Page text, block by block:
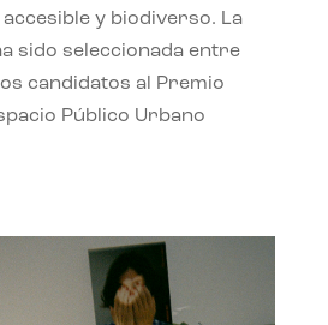
y biodiverso. La
sido seleccionada entre
candidatos al Premio
Público Urbano